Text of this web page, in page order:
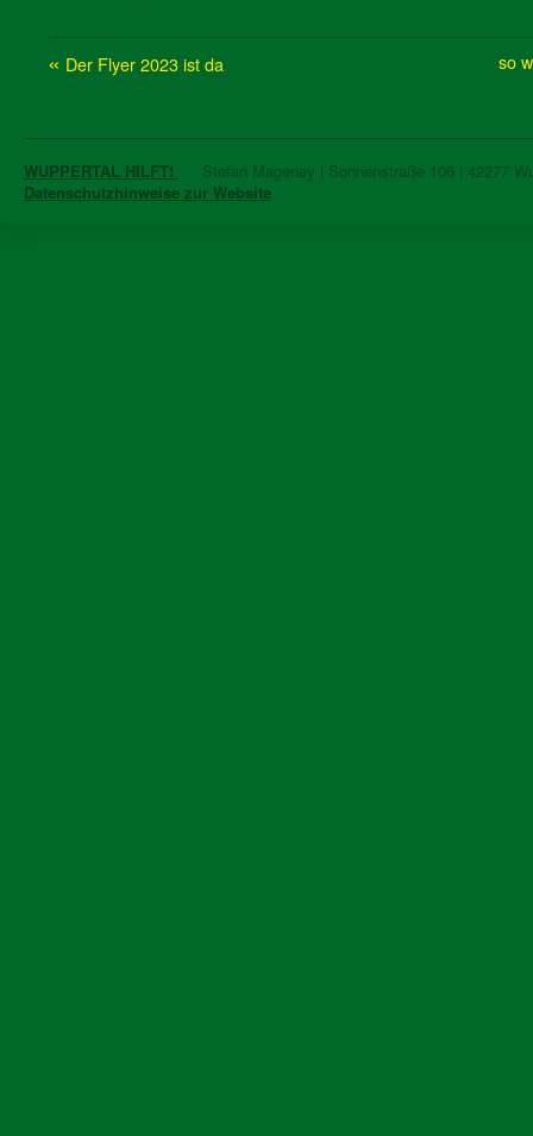
« Der Flyer 2023 ist da so
WUPPERTAL HILFT!
Stefan Mageney | Sonnenstraße 106 | 42277
Datenschutzhinweise zur Website